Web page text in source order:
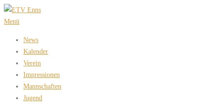
Zum
Inhalt
Menü
News
Kalender
Verein
Impressionen
Mannschaften
Jugend